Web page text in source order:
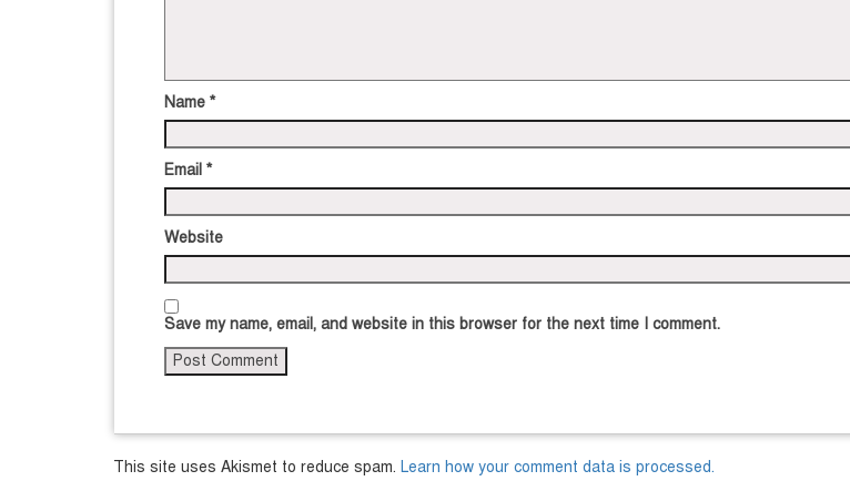
Name *
Email *
Website
Save my name, email, and website in this browser for the next time I comment.
This site uses Akismet to reduce spam. Learn how your comment data is processed.